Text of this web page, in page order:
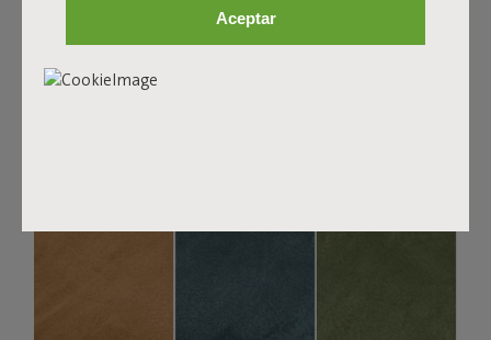
Aceptar